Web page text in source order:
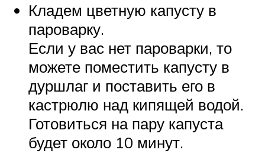
Кладем цветную капусту в
пароварку.
Если у вас нет пароварки, то
можете поместить капусту в
дуршлаг и поставить его в
кастрюлю над кипящей водой.
Готовиться на пару капуста
будет около 10 минут.